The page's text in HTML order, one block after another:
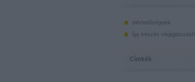
elérhetőségeink
Így készíts végigjátszást!
Címkék